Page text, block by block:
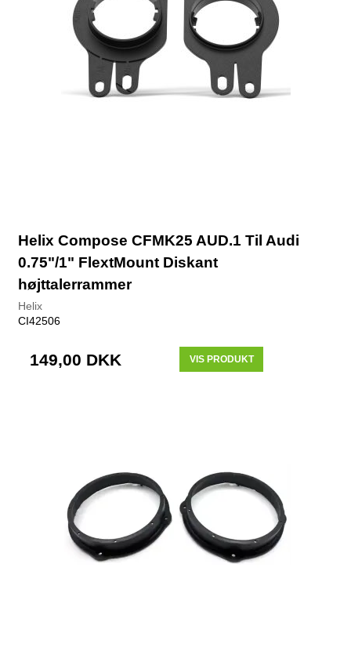
Helix Compose CFMK25 AUD.1 Til Audi
0.75"/1" FlextMount Diskant
højttalerrammer
Helix
CI42506
149,00 DKK VIS PRODUKT